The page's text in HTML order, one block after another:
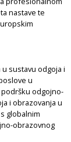
nastave te
sustavu odgoja i
u
odgojno-
i obrazovanja u
globalnim
obrazovnog